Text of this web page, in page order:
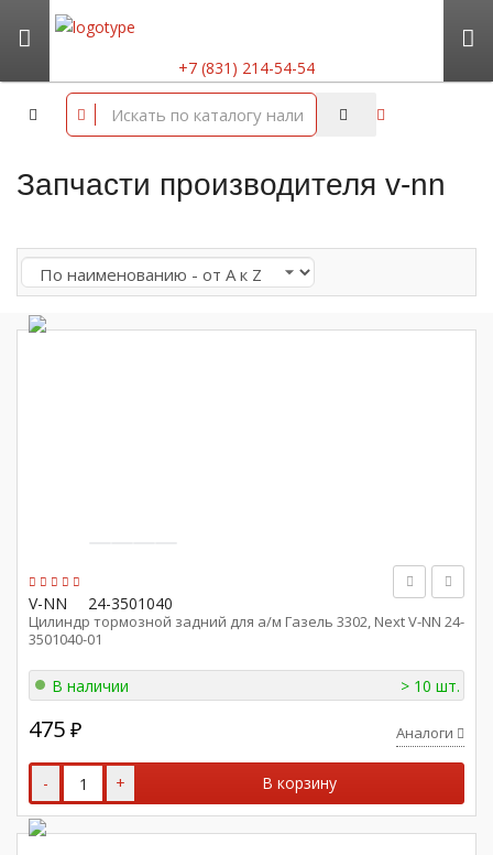
+7 (831) 214-54-54
Запчасти производителя v-nn
V-NN 24-3501040
Цилиндр тормозной задний для а/м Газель 3302, Next V-NN 24-
3501040-01
В наличии > 10 шт.
475 ₽ Аналоги
- + В корзину